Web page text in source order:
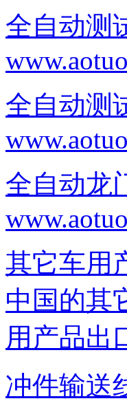
全自动测
全自动测
全自动龙
其它车用
中国的其
用产品出
冲件输送